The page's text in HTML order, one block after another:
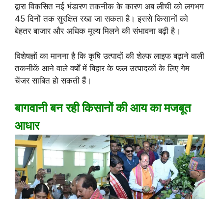
द्वारा विकसित नई भंडारण तकनीक के कारण अब लीची को लगभग
45 दिनों तक सुरक्षित रखा जा सकता है। इससे किसानों को
बेहतर बाजार और अधिक मूल्य मिलने की संभावना बढ़ी है।
विशेषज्ञों का मानना है कि कृषि उत्पादों की शेल्फ लाइफ बढ़ाने वाली
तकनीकें आने वाले वर्षों में बिहार के फल उत्पादकों के लिए गेम
चेंजर साबित हो सकती हैं।
बागवानी बन रही किसानों की आय का मजबूत
आधार